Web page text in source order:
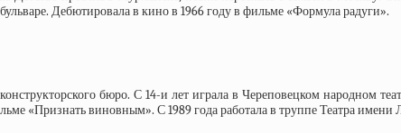
Дебютировала в кино в 1966 году в фильме «Формула радуги».
бюро. С 14-и лет играла в Череповецком народном
«Признать виновным». С 1989 года работала в труппе Театра